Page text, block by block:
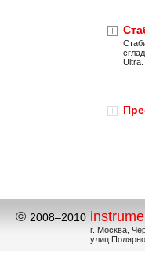
Ultra.
© 2008–2010
г. Москва,
улиц